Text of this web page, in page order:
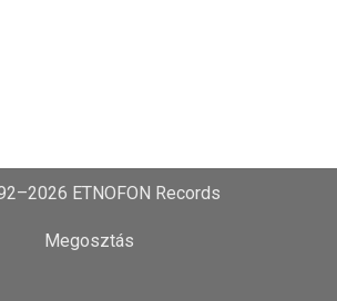
ETNOFON Records
Megosztás